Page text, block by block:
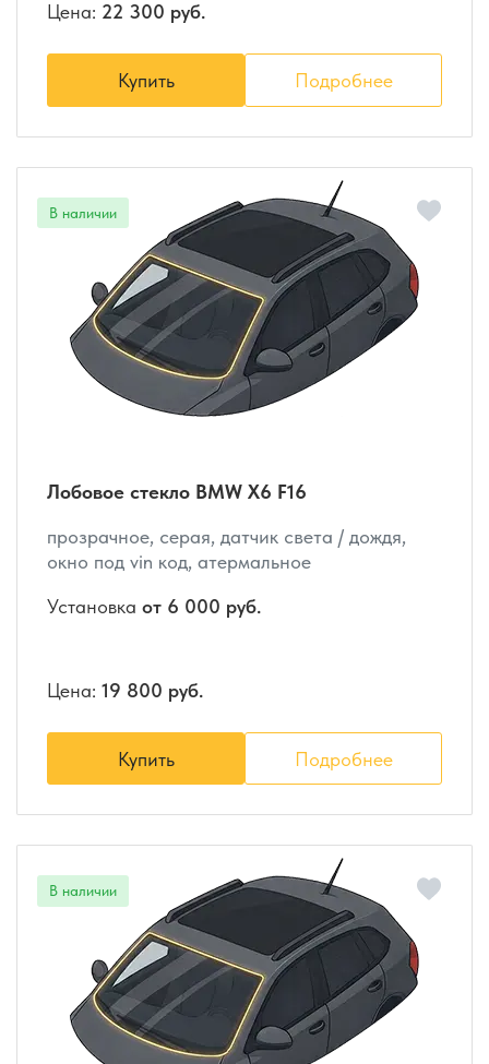
Цена: 22 300 руб.
Купить Подробнее
Лобовое стекло BMW X6 F16
прозрачное, серая, датчик света / дождя,
окно под vin код, атермальное
Установка от 6 000 руб.
Цена: 19 800 руб.
Купить Подробнее